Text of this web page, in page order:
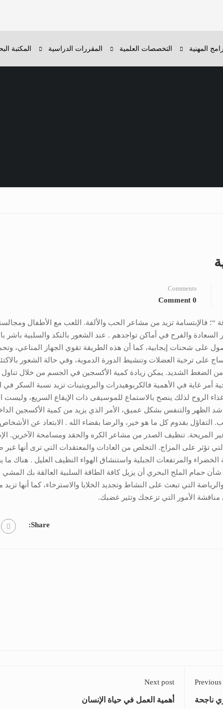
المهنية التخصصات العلمية المقررات الدراسية المكتبة
Comments
0 Comment
فالإبتسامة تزيد من مشاعر الحب والألفة. اللعب مع الأطفال
والفرح في أماكن تواجدهم . عند الشعور بالنكد والسلبية باشر
على شحنات إيجابية، كما أن هذه الطريقة تقوي الجهاز المناعي،
ترخية العضلات وتنشيط الدورة الدموية، وفي حالة الشعور
من الضغط الشديد. يمكن زيادة كمية الأكسجين في الجسم من خلال تناول
أمر غاية في الأهمية فالكربوهيدرات والبرويتينات تزيد نسبة السكر في
الروح لذلك ينصح بالاستماع للموسيقى ذات الإيقاع السريع، وليست
الظهر والتنفس بشكل عميق، الأمر الذي يزيد من كمية الأكسجين
التفاؤل بقدوم كل ما هو خير، والرضا بقضاء الله . الابتعاد عن الأشخاص
المريحة. تنظيف الصدر من مشاعر الكره والحقد ومسامحة الآخرين.
تؤثر على المزاج. التخلص من العادات والمعتقدات التي ترى أنها
الخضراء والمرتفعات الجبلية واستنشاق الهواء النظيف العليل . هناك
حمام الملح البحري أن يزيل كافة الطاقة السلبية العالقة بك المشي
التي تبعث على النشاط وتجديد الخلايا والاسترخاء، كما أنها
مناقشة الأمور التي تزعجك وتثير غضبك.
Share:
ناجحة
Next post
أهمية العمل في حياة الإنسان